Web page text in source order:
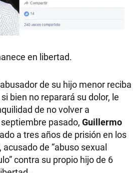
en libertad.
de su hijo menor reciba
bien no reparará su dolor, le
de no volver a
pasado, Guillermo
a tres años de prisión en los
de “abuso sexual
contra su propio hijo de 6